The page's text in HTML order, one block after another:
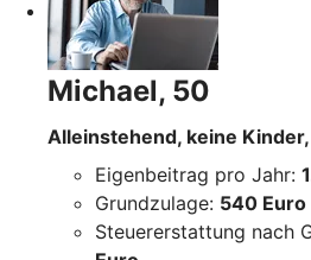
Michael, 50
Alleinstehend, keine
Eigenbeitrag pro Jahr:
Grundzulage: 540 Euro
Steuererstattung nach